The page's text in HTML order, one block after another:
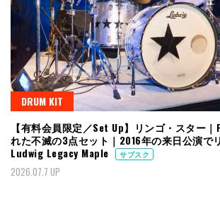
DRUM KIT
【有料会員限定／Set Up】リンゴ・スター
れた不滅の3点セット｜2016年の来日公演で
Ludwig Legacy Maple
サブスク
2026.07.7 UP